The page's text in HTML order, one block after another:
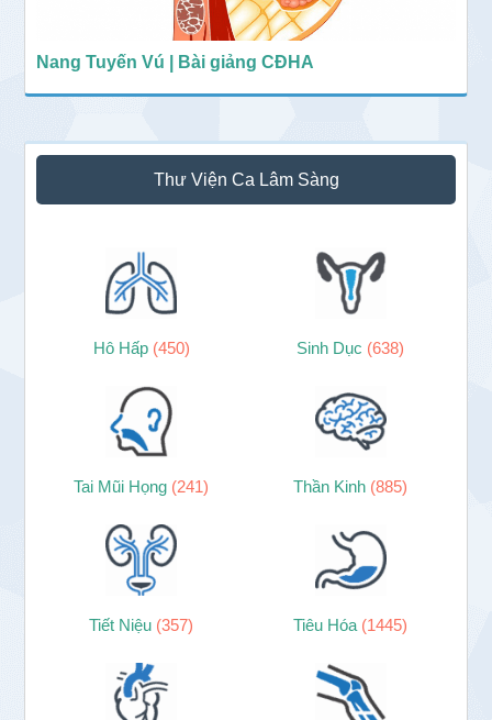
Nang Tuyến Vú | Bài giảng CĐHA
Thư Viện Ca Lâm Sàng
Hô Hấp (450) Sinh Dục (638)
Tai Mũi Họng (241) Thần Kinh (885)
Tiết Niệu (357) Tiêu Hóa (1445)